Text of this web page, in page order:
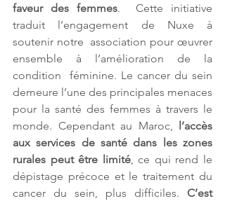
faveur des femmes.  Cette initiative
traduit l’engagement de Nuxe à
soutenir notre  association pour œuvrer
ensemble à l’amélioration de la
condition  féminine. Le cancer du sein
demeure l’une des principales menaces
pour la santé des femmes à travers le
monde. Cependant au Maroc, l’accès
aux services de santé dans les zones
rurales peut être limité, ce qui rend le
dépistage précoce et le traitement du
cancer du sein, plus difficiles. C’est